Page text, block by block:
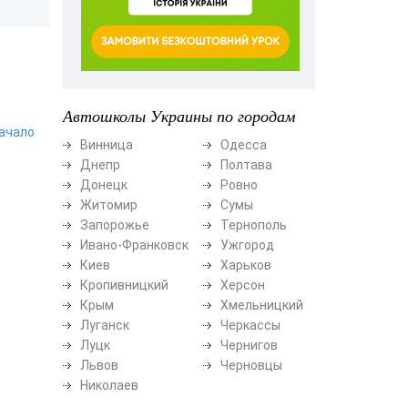
Автошколы Украины по городам
Винница
Днепр
Донецк
Житомир
Запорожье
Ивано-Франковск
Киев
Кропивницкий
Крым
Луганск
Луцк
Львов
Николаев
Одесса
Полтава
Ровно
Сумы
Тернополь
Ужгород
Харьков
Херсон
Хмельницкий
Черкассы
Чернигов
Черновцы